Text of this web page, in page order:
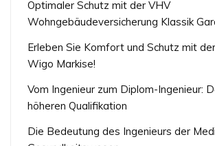
Optimaler Schutz mit der VHV
Wohngebäudeversicherung Klassik
Erleben Sie Komfort und Schutz mit
Wigo Markise!
Vom Ingenieur zum Diplom-Ingenieur:
höheren Qualifikation
Die Bedeutung des Ingenieurs der